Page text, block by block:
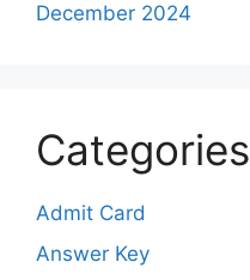
December 2024
Categories
Admit Card
Answer Key